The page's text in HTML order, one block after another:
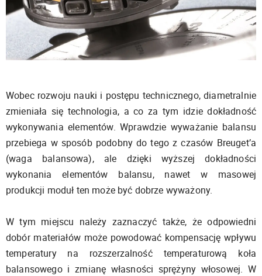
Wobec rozwoju nauki i postępu technicznego, diametralnie
zmieniała się technologia, a co za tym idzie dokładność
wykonywania elementów. Wprawdzie wyważanie balansu
przebiega w sposób podobny do tego z czasów Breuget’a
(waga balansowa), ale dzięki wyższej dokładności
wykonania elementów balansu, nawet w masowej
produkcji moduł ten może być dobrze wyważony.
W tym miejscu należy zaznaczyć także, że odpowiedni
dobór materiałów może powodować kompensację wpływu
temperatury na rozszerzalność temperaturową koła
balansowego i zmianę własności sprężyny włosowej. W